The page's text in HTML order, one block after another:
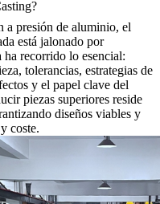
a presión de aluminio, el
está jalonado por
ha recorrido lo esencial:
tolerancias, estrategias de
y el papel clave del
piezas superiores reside
diseños viables y
coste.